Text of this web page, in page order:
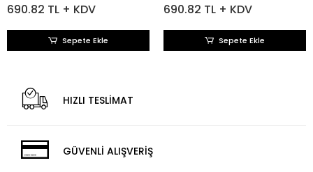
690.82 TL + KDV
Sepete Ekle
690.82 TL + KDV
Sepete Ekle
HIZLI TESLİMAT
GÜVENLİ ALIŞVERİŞ